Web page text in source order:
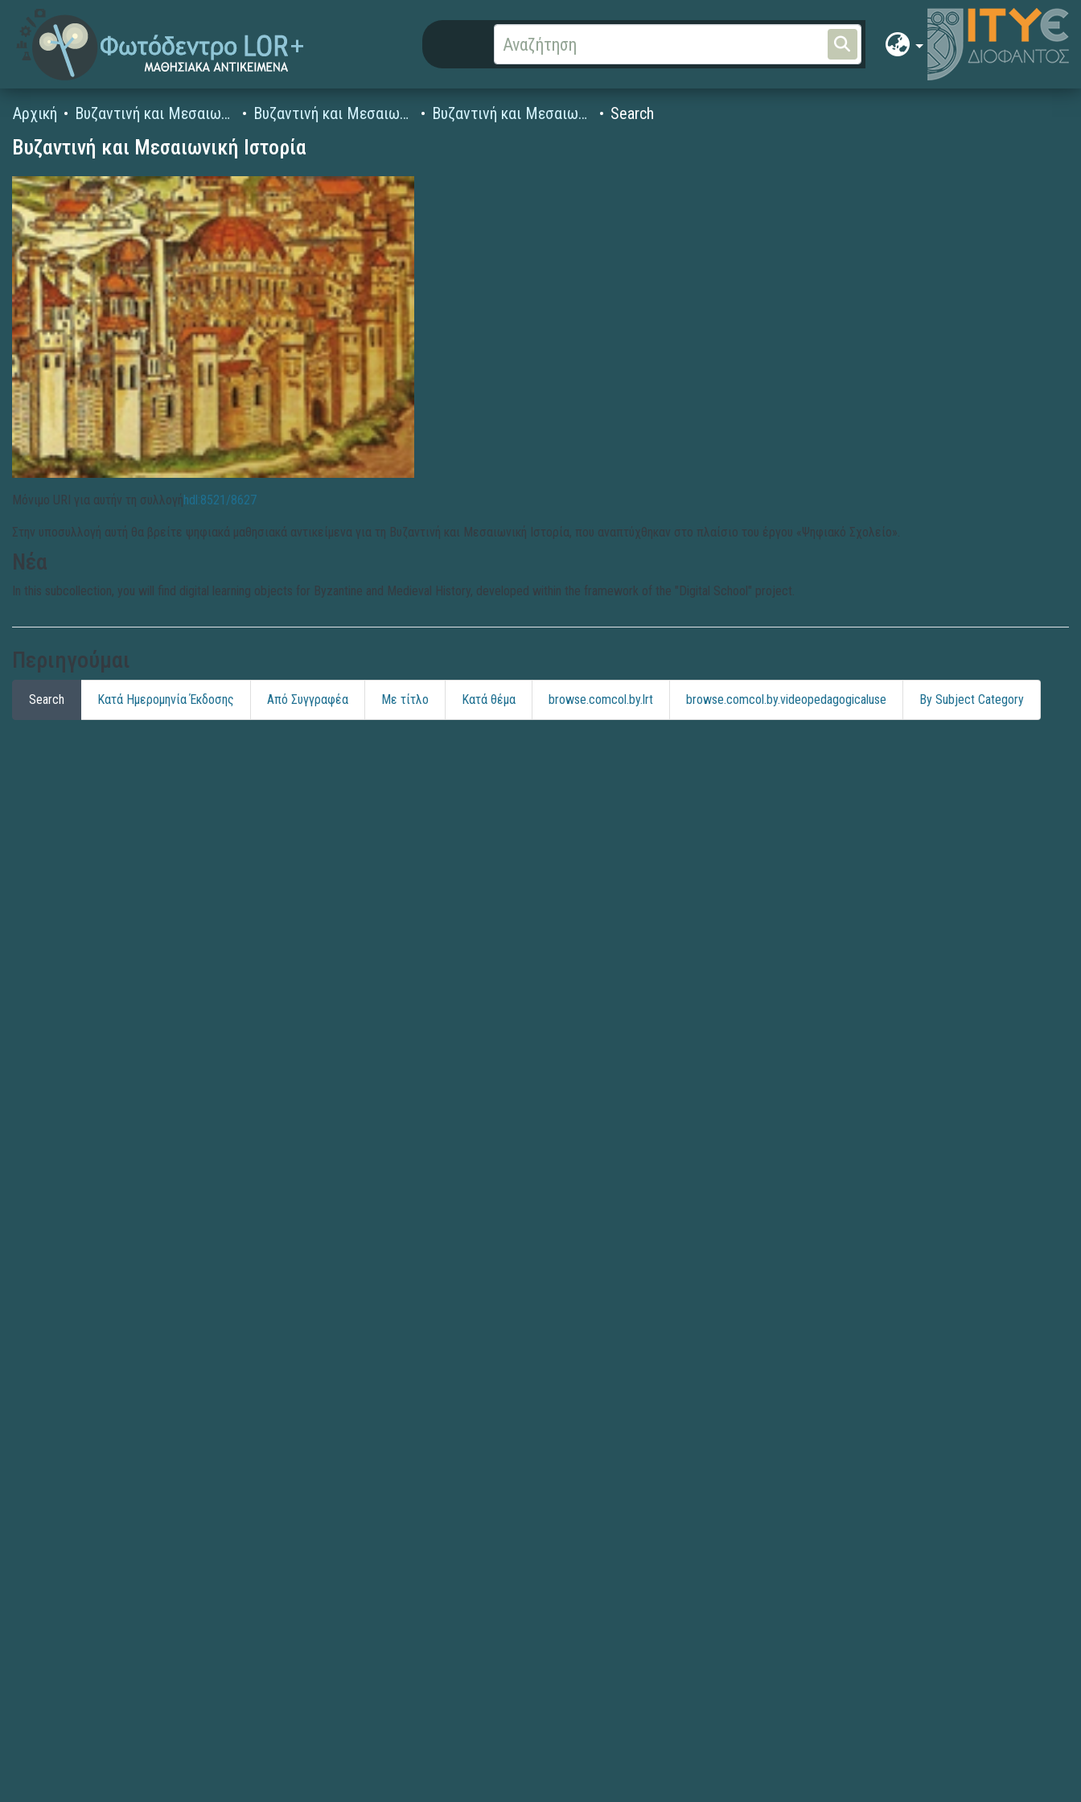
Αρχική Βυζαντινή και Μεσαιωνική Ιστορία Βυζαντινή και Μεσαιωνική Ιστορία Βυζαντινή και Μεσαιωνική Ιστορία Search
Βυζαντινή και Μεσαιωνική Ιστορία
Μόνιμο URI για αυτήν τη συλλογήhdl:8521/8627
Στην υποσυλλογή αυτή θα βρείτε ψηφιακά μαθησιακά αντικείμενα για τη Βυζαντινή και Μεσαιωνική Ιστορία, που αναπτύχθηκαν στο πλαίσιο του έργου «Ψηφιακό Σχολείο».
Νέα
In this subcollection, you will find digital learning objects for Byzantine and Medieval History, developed within the framework of the "Digital School" project.
Περιηγούμαι
Search Κατά Ημερομηνία Έκδοσης Από Συγγραφέα Με τίτλο Κατά θέμα browse.comcol.by.lrt browse.comcol.by.videopedagogicaluse By Subject Category